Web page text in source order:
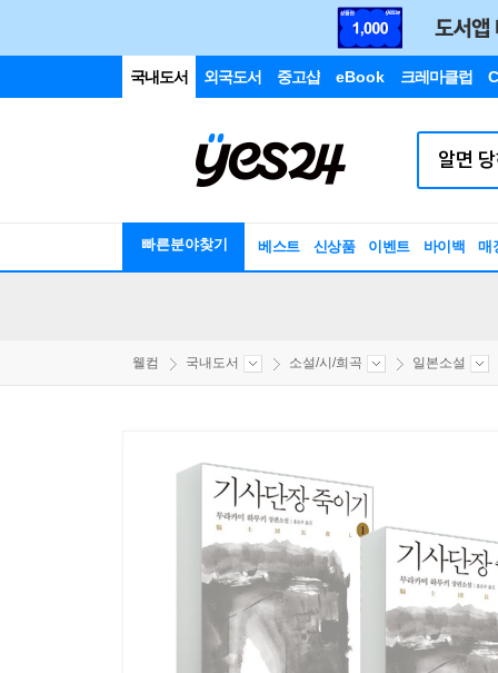
국내도서 외국도서 중고샵 eBook 크레마클럽
빠른분야찾기 베스트 신상품 이벤트 바이백 매
웰컴 국내도서 소설/시/희곡 일본소설